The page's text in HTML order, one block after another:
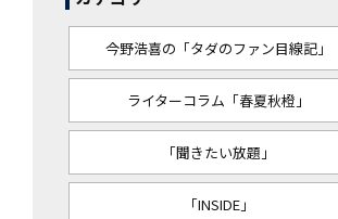
今野浩喜の「タダのファン目線記」
ライターコラム「春夏秋橙」
「聞きたい放題」
「INSIDE」